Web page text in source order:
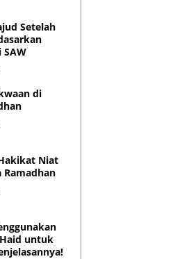
Setelah
SAW
di
Niat
Ramadhan
untuk